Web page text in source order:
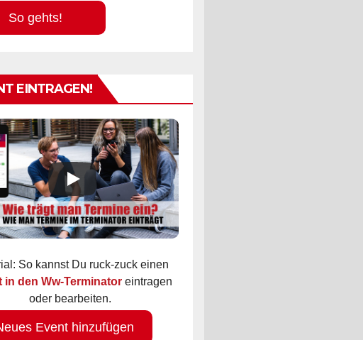
gehts!
EINTRAGEN!
So kannst Du ruck-zuck einen
in den Ww-Terminator eintragen
oder bearbeiten.
Event hinzufügen